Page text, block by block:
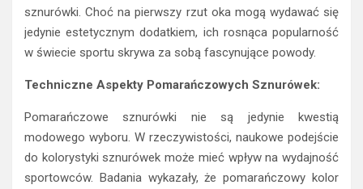
sznurówki. Choć na pierwszy rzut oka mogą wydawać się
jedynie estetycznym dodatkiem, ich rosnąca popularność
w świecie sportu skrywa za sobą fascynujące powody.
Techniczne Aspekty Pomarańczowych Sznurówek:
Pomarańczowe sznurówki nie są jedynie kwestią
modowego wyboru. W rzeczywistości, naukowe podejście
do kolorystyki sznurówek może mieć wpływ na wydajność
sportowców. Badania wykazały, że pomarańczowy kolor